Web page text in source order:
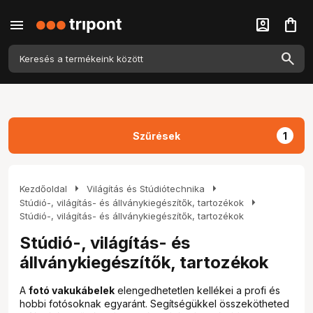
menu account_box shopping_bag
Kezdőoldal arrow_right Világítás és Stúdiótechnika arrow_right
Stúdió-, világítás- és állványkiegészítők, tartozékok arrow_right
Stúdió-, világítás- és állványkiegészítők, tartozékok
Stúdió-, világítás- és
állványkiegészítők, tartozékok
A fotó vakukábelek elengedhetetlen kellékei a profi és
hobbi fotósoknak egyaránt. Segítségükkel összekötheted
Szűrések 1